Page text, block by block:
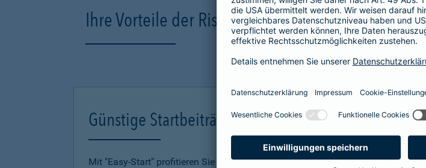
Ihre Vorteile der Risikolebensversicherung
Günstige Startbeiträge mit "Easy-Start"
Mit "Easy-Start" profitieren Sie gleich doppelt: günstige Startbeiträge